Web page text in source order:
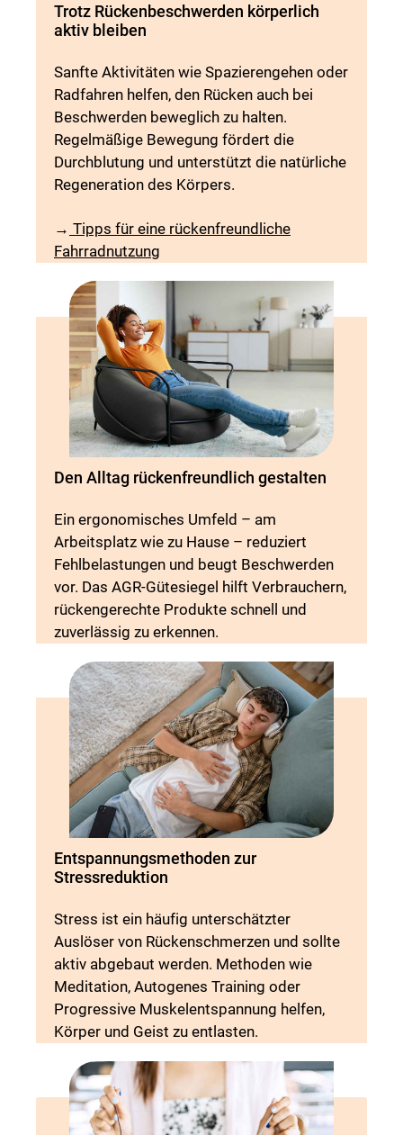
Trotz Rückenbeschwerden körperlich
aktiv bleiben
Sanfte Aktivitäten wie Spazierengehen oder
Radfahren helfen, den Rücken auch bei
Beschwerden beweglich zu halten.
Regelmäßige Bewegung fördert die
Durchblutung und unterstützt die natürliche
Regeneration des Körpers.
→ Tipps für eine rücken­freundliche
Fahrradnutzung
Den Alltag rückenfreundlich gestalten
Ein ergonomisches Umfeld – am
Arbeitsplatz wie zu Hause – reduziert
Fehlbelastungen und beugt Beschwerden
vor. Das AGR-Gütesiegel hilft Verbrauchern,
rückengerechte Produkte schnell und
zuverlässig zu erkennen.
Entspannungsmethoden zur
Stressreduktion
Stress ist ein häufig unterschätzter
Auslöser von Rückenschmerzen und sollte
aktiv abgebaut werden. Methoden wie
Meditation, Autogenes Training oder
Progressive Muskelentspannung helfen,
Körper und Geist zu entlasten.